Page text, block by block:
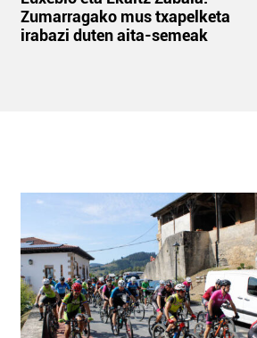
Zumarragako mus txapelketa
irabazi duten aita-semeak